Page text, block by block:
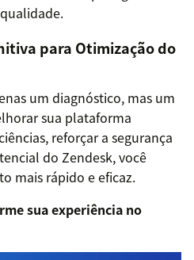
para Otimização do
um diagnóstico, mas um
sua plataforma
reforçar a segurança
do Zendesk, você
mais rápido e eficaz.
sua experiência no